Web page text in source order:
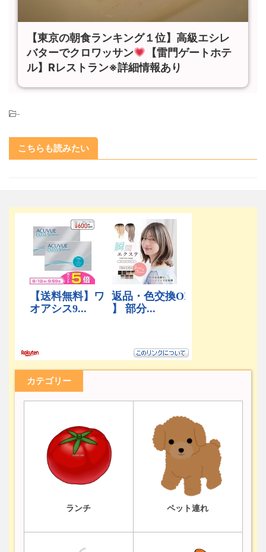
【東京の朝食ランキング１位】高級エシレ
バターでクロワッサン
【雷門ゲートホテ
ル】Rレストラン※詳細情報あり
-
こちらも読みたい
カテゴリー
ランチ ペット連れ